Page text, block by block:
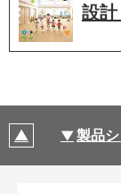
設
製品